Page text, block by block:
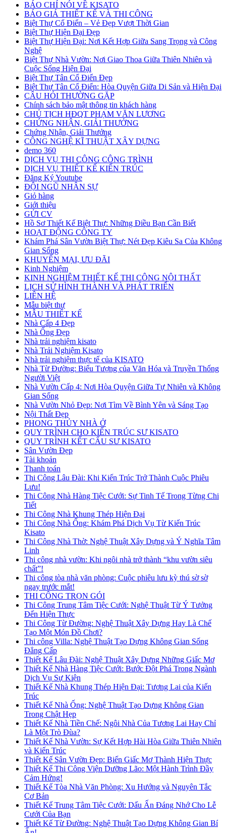
BÁO CHÍ NÓI VỀ KISATO
BÁO GIÁ THIẾT KẾ VÀ THI CÔNG
Biệt Thự Cổ Điển – Vẻ Đẹp Vượt Thời Gian
Biệt Thự Hiện Đại Đẹp
Biệt Thự Hiện Đại: Nơi Kết Hợp Giữa Sang Trọng và Công
Nghệ
Biệt Thự Nhà Vườn: Nơi Giao Thoa Giữa Thiên Nhiên và
Cuộc Sống Hiện Đại
Biệt Thự Tân Cổ Điển Đẹp
Biệt Thự Tân Cổ Điển: Hòa Quyện Giữa Di Sản và Hiện Đại
CÂU HỎI THƯỜNG GẶP
Chính sách bảo mật thông tin khách hàng
CHỦ TỊCH HĐQT PHẠM VĂN LƯƠNG
CHỨNG NHẬN, GIẢI THƯỞNG
Chứng Nhận, Giải Thưởng
CÔNG NGHỆ KĨ THUẬT XÂY DỰNG
demo 360
DỊCH VỤ THI CÔNG CÔNG TRÌNH
DỊCH VỤ THIẾT KẾ KIẾN TRÚC
Đăng Ký Youtube
ĐỘI NGŨ NHÂN SỰ
Giỏ hàng
Giới thiệu
GỬI CV
Hồ Sơ Thiết Kế Biệt Thự: Những Điều Bạn Cần Biết
HOẠT ĐỘNG CÔNG TY
Khám Phá Sân Vườn Biệt Thự: Nét Đẹp Kiêu Sa Của Không
Gian Sống
KHUYẾN MẠI, ƯU ĐÃI
Kinh Nghiệm
KINH NGHIỆM THIẾT KẾ THI CÔNG NỘI THẤT
LỊCH SỬ HÌNH THÀNH VÀ PHÁT TRIỂN
LIÊN HỆ
Mẫu biệt thự
MẪU THIẾT KẾ
Nhà Cấp 4 Đẹp
Nhà Ống Đẹp
Nhà trải nghiệm kisato
Nhà Trải Nghiệm Kisato
Nhà trải nghiệm thực tế của KISATO
Nhà Từ Đường: Biểu Tượng của Văn Hóa và Truyền Thống
Người Việt
Nhà Vườn Cấp 4: Nơi Hòa Quyện Giữa Tự Nhiên và Không
Gian Sống
Nhà Vườn Nhỏ Đẹp: Nơi Tìm Về Bình Yên và Sáng Tạo
Nội Thất Đẹp
PHONG THỦY NHÀ Ở
QUY TRÌNH CHO KIẾN TRÚC SƯ KISATO
QUY TRÌNH KẾT CẤU SƯ KISATO
Sân Vườn Đẹp
Tài khoản
Thanh toán
Thi Công Lâu Đài: Khi Kiến Trúc Trở Thành Cuộc Phiêu
Lưu!
Thi Công Nhà Hàng Tiệc Cưới: Sự Tinh Tế Trong Từng Chi
Tiết
Thi Công Nhà Khung Thép Hiện Đại
Thi Công Nhà Ống: Khám Phá Dịch Vụ Từ Kiến Trúc
Kisato
Thi Công Nhà Thờ: Nghệ Thuật Xây Dựng và Ý Nghĩa Tâm
Linh
Thi công nhà vườn: Khi ngôi nhà trở thành “khu vườn siêu
chất”!
Thi công tòa nhà văn phòng: Cuộc phiêu lưu kỳ thú sờ sờ
ngay trước mắt!
THI CÔNG TRỌN GÓI
Thi Công Trung Tâm Tiệc Cưới: Nghệ Thuật Từ Ý Tưởng
Đến Hiện Thực
Thi Công Từ Đường: Nghệ Thuật Xây Dựng Hay Là Chế
Tạo Một Món Đồ Chơi?
Thi công Villa: Nghệ Thuật Tạo Dựng Không Gian Sống
Đẳng Cấp
Thiết Kế Lâu Đài: Nghệ Thuật Xây Dựng Những Giấc Mơ
Thiết Kế Nhà Hàng Tiệc Cưới: Bước Đột Phá Trong Ngành
Dịch Vụ Sự Kiện
Thiết Kế Nhà Khung Thép Hiện Đại: Tương Lai của Kiến
Trúc
Thiết Kế Nhà Ống: Nghệ Thuật Tạo Dựng Không Gian
Trong Chật Hẹp
Thiết Kế Nhà Tiền Chế: Ngôi Nhà Của Tương Lai Hay Chỉ
Là Một Trò Đùa?
Thiết Kế Nhà Vườn: Sự Kết Hợp Hài Hòa Giữa Thiên Nhiên
và Kiến Trúc
Thiết Kế Sân Vườn Đẹp: Biến Giấc Mơ Thành Hiện Thực
Thiết Kế Thi Công Viện Dưỡng Lão: Một Hành Trình Đầy
Cảm Hứng!
Thiết Kế Tòa Nhà Văn Phòng: Xu Hướng và Nguyên Tắc
Cơ Bản
Thiết Kế Trung Tâm Tiệc Cưới: Dấu Ấn Đáng Nhớ Cho Lễ
Cưới Của Bạn
Thiết Kế Từ Đường: Nghệ Thuật Tạo Dựng Không Gian Bí